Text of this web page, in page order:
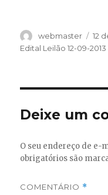
Autor
webmaster
em
12
Edital Leilão 12-09-2013
Deixe um
O seu endereço de e-
obrigatórios são
COMENTÁRIO *